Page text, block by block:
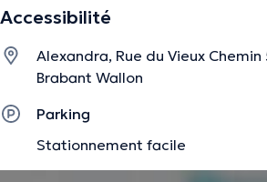
Accessibilité
Alexandra, Rue du Vieux Chemin
Brabant Wallon
Parking
Stationnement facile